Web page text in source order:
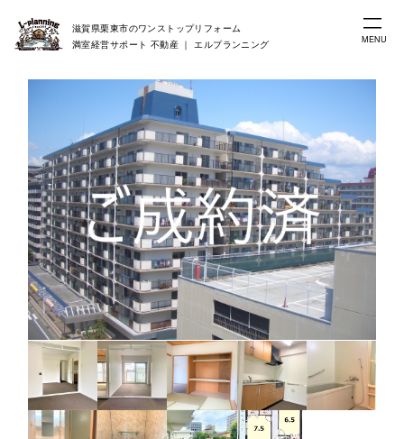
MENU
滋賀県栗東市のワンストップリフォーム
満室経営サポート 不動産 ｜ エルプランニング